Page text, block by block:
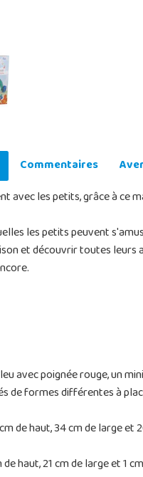
Commentaires
avec les petits, grâce à ce
les petits peuvent
et découvrir toutes
avec poignée rouge, un
de formes différentes à
de haut, 34 cm de large et
haut, 21 cm de large et 1